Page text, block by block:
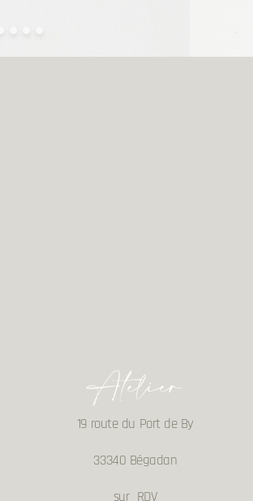
Atelier
19 route du Port de By
33340 Bégadan
sur RDV